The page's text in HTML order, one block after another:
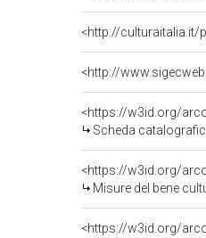
<http://culturaitalia.it/
<http://
<https://w3id.org/
Scheda
<https://w3id.org/
Misure del bene
<https://w3id.org/